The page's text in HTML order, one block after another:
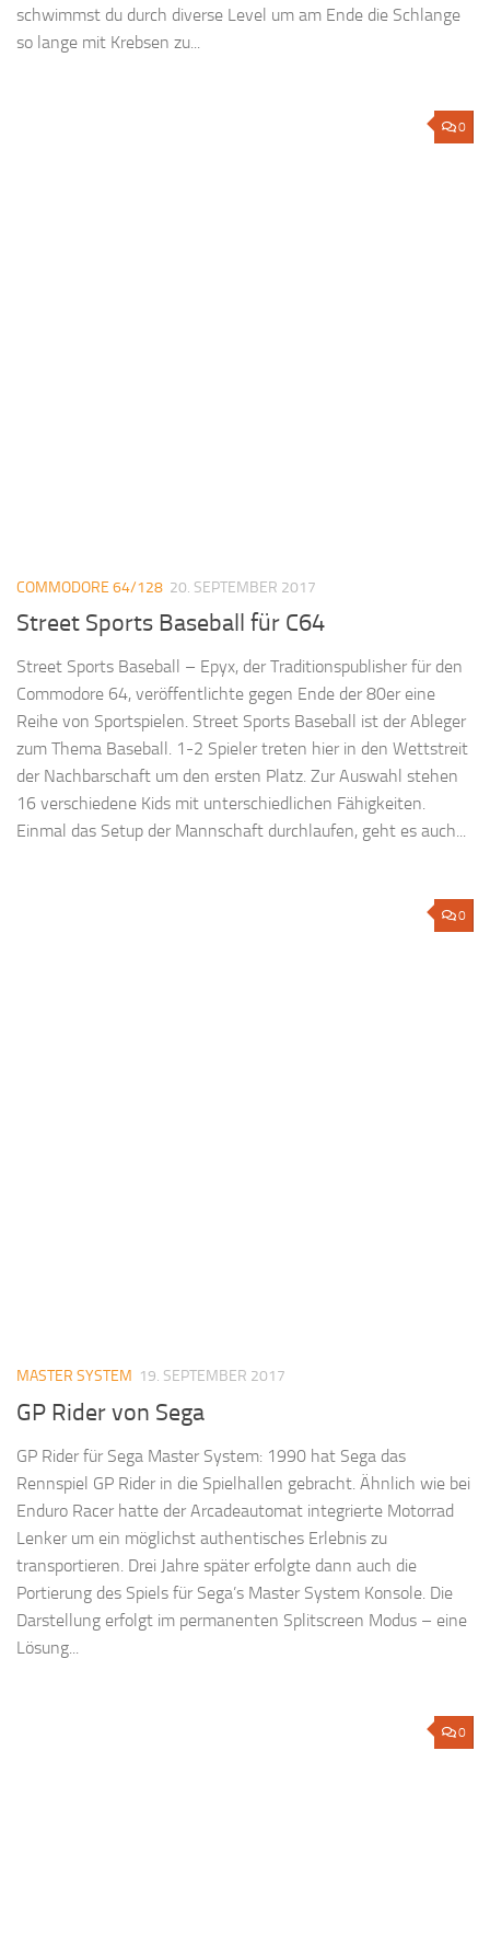
schwimmst du durch diverse Level um am Ende die Schlange
so lange mit Krebsen zu...
0
COMMODORE 64/128 20. SEPTEMBER 2017
Street Sports Baseball für C64
Street Sports Baseball – Epyx, der Traditionspublisher für den
Commodore 64, veröffentlichte gegen Ende der 80er eine
Reihe von Sportspielen. Street Sports Baseball ist der Ableger
zum Thema Baseball. 1-2 Spieler treten hier in den Wettstreit
der Nachbarschaft um den ersten Platz. Zur Auswahl stehen
16 verschiedene Kids mit unterschiedlichen Fähigkeiten.
Einmal das Setup der Mannschaft durchlaufen, geht es auch...
0
MASTER SYSTEM 19. SEPTEMBER 2017
GP Rider von Sega
GP Rider für Sega Master System: 1990 hat Sega das
Rennspiel GP Rider in die Spielhallen gebracht. Ähnlich wie bei
Enduro Racer hatte der Arcadeautomat integrierte Motorrad
Lenker um ein möglichst authentisches Erlebnis zu
transportieren. Drei Jahre später erfolgte dann auch die
Portierung des Spiels für Sega’s Master System Konsole. Die
Darstellung erfolgt im permanenten Splitscreen Modus – eine
Lösung...
0